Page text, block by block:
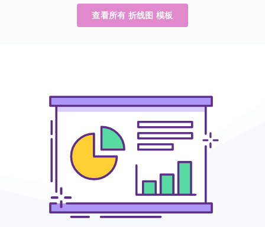
查看所有 折线图 模板